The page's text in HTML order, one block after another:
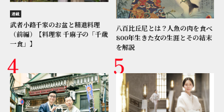
連載
武者小路千家のお盆と精進料理
（前編）【料理家 千麻子の「千歳
一食」】
八百比丘尼とは？人魚の肉を食べ
800年生きた女の生涯とその結末
を解説